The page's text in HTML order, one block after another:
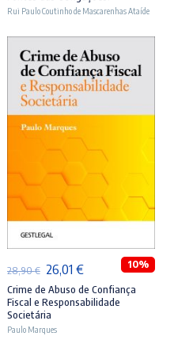
Rui Paulo Coutinho de Mascarenhas Ataíde
ADICIONAR
28,90€ O
preço
original
era:
26,01 €O
preço
atual
10%
Crime de Abuso de Confiança
Fiscal e Responsabilidade
Societária
Paulo Marques